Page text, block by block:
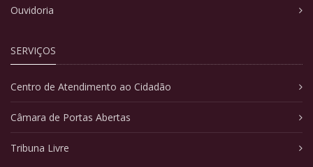
Ouvidoria
SERVIÇOS
Centro de Atendimento ao Cidadão
Câmara de Portas Abertas
Tribuna Livre